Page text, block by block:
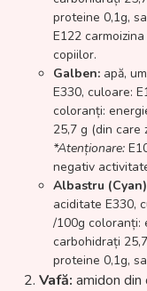
proteine 0,1g,
E122
copiilor.
Galben: apă,
E330, culoare:
coloranți:
25,7 g (din care
*Atenționare:
negativ
Albastru
aciditate E330,
/100g coloranți:
carbohidrați
proteine 0,1g,
Vafă: amidon din